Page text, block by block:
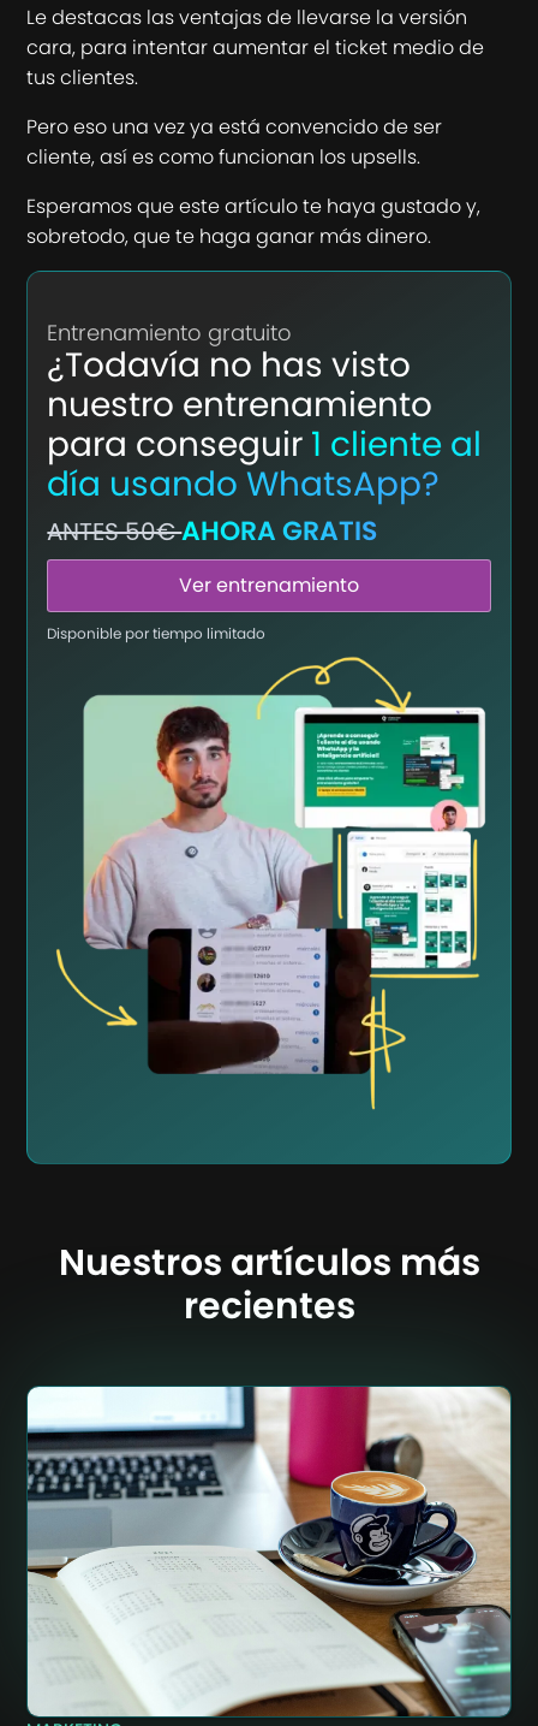
Le destacas las ventajas de llevarse la versión
cara, para intentar aumentar el ticket medio de
tus clientes.
Pero eso una vez ya está convencido de ser
cliente, así es como funcionan los upsells.
Esperamos que este artículo te haya gustado y,
sobretodo, que te haga ganar más dinero.
Entrenamiento gratuito
¿Todavía no has visto
nuestro entrenamiento
para conseguir 1 cliente al
día usando WhatsApp?
ANTES 50€AHORA GRATIS
Ver entrenamiento
Disponible por tiempo limitado
Nuestros artículos más
recientes